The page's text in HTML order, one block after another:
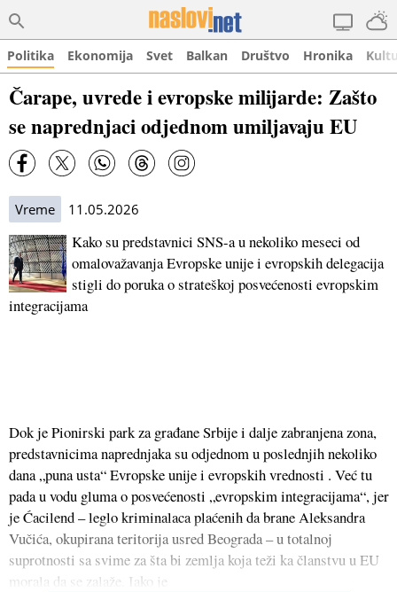
Politika Ekonomija Svet Balkan Društvo Hronika
Čarape, uvrede i evropske milijarde: Zašto
se naprednjaci odjednom umiljavaju EU
Vreme 11.05.2026
Kako su predstavnici SNS-a u nekoliko meseci od
omalovažavanja Evropske unije i evropskih delegacija
stigli do poruka o strateškoj posvećenosti evropskim
integracijama
Dok je Pionirski park za građane Srbije i dalje zabranjena zona,
predstavnicima naprednjaka su odjednom u poslednjih nekoliko
dana „puna usta“ Evropske unije i evropskih vrednosti . Već tu
pada u vodu gluma o posvećenosti „evropskim integracijama“, jer
je Ćacilend – leglo kriminalaca plaćenih da brane Aleksandra
Vučića, okupirana teritorija usred Beograda – u totalnoj
suprotnosti sa svime za šta bi zemlja koja teži ka članstvu u EU
morala da se zalaže. Iako je